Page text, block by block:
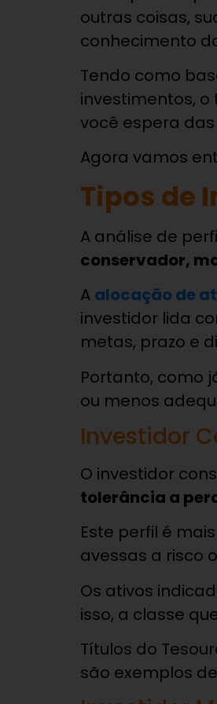
outras coisas,
conhecimento
Tendo como
investimentos,
você espera
Agora vamos
Tipos de
A análise de
conservador,
A alocação de
investidor lida
metas, prazo e
Portanto, como
ou menos
Investidor
O investidor
tolerância a
Este perfil é
avessas a risco
Os ativos
isso, a classe
Títulos do
são exemplos